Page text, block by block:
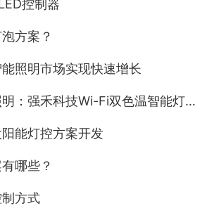
控制器
方案？
照明市场实现快速增长
强禾科技Wi-Fi双色温智能灯带方案
能灯控方案开发
哪些？
方式